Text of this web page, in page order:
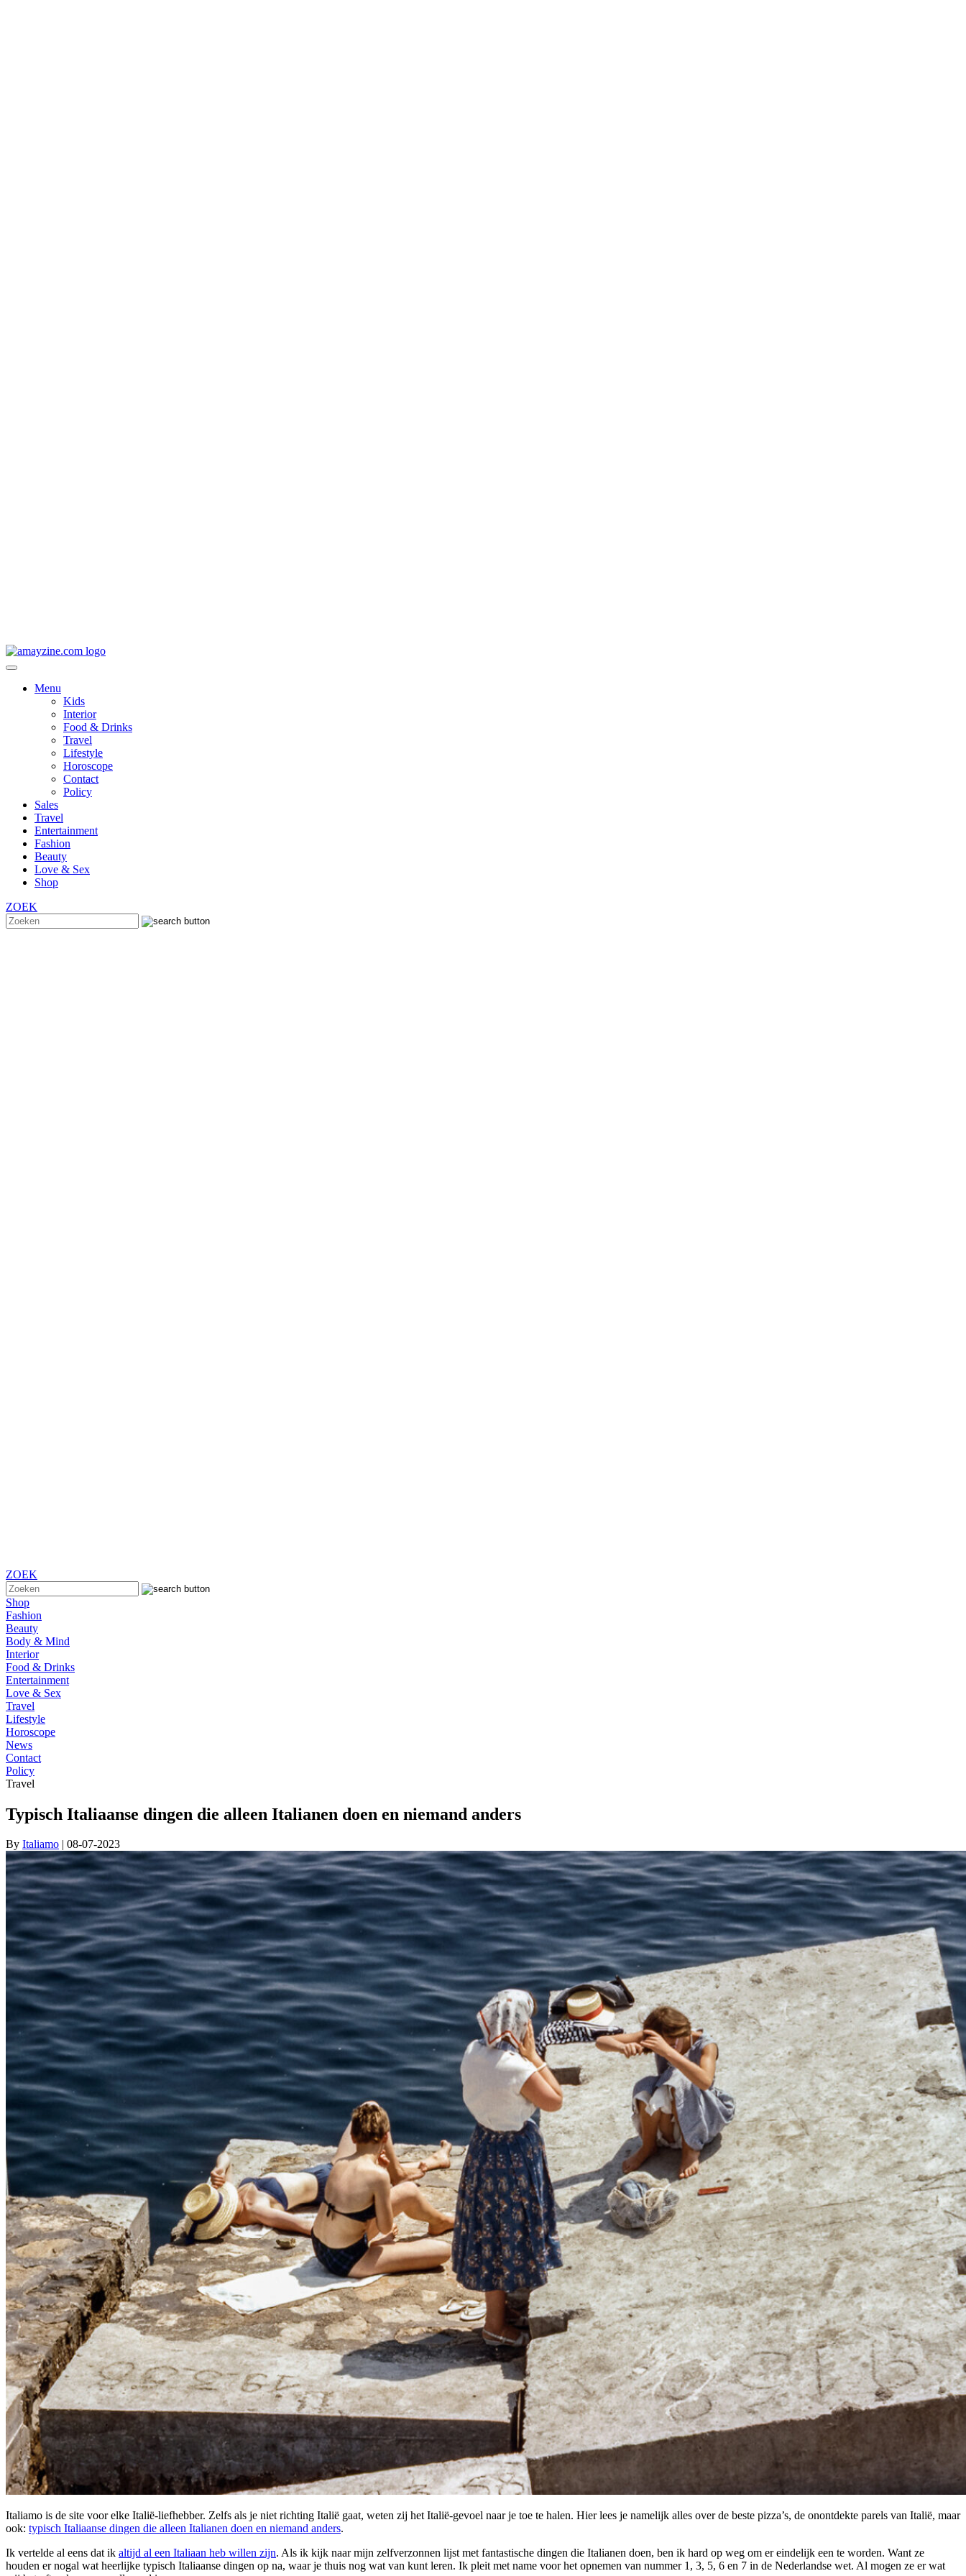
Menu
Kids
Interior
Food & Drinks
Travel
Lifestyle
Horoscope
Contact
Policy
Sales
Travel
Entertainment
Fashion
Beauty
Love & Sex
Shop
ZOEK
ZOEK
Shop
Fashion
Beauty
Body & Mind
Interior
Food & Drinks
Entertainment
Love & Sex
Travel
Lifestyle
Horoscope
News
Contact
Policy
Travel
Typisch Italiaanse dingen die alleen Italianen doen en niemand anders
By Italiamo | 08-07-2023
Italiamo is de site voor elke Italië-liefhebber. Zelfs als je niet richting Italië gaat, weten zij het Italië-gevoel naar je toe te halen. Hier lees je namelijk alles over de beste pizza’s, de onontdekte parels van Italië, maar
ook: typisch Italiaanse dingen die alleen Italianen doen en niemand anders.
Ik vertelde al eens dat ik altijd al een Italiaan heb willen zijn. Als ik kijk naar mijn zelfverzonnen lijst met fantastische dingen die Italianen doen, ben ik hard op weg om er eindelijk een te worden. Want ze
houden er nogal wat heerlijke typisch Italiaanse dingen op na, waar je thuis nog wat van kunt leren. Ik pleit met name voor het opnemen van nummer 1, 3, 5, 6 en 7 in de Nederlandse wet. Al mogen ze er wat